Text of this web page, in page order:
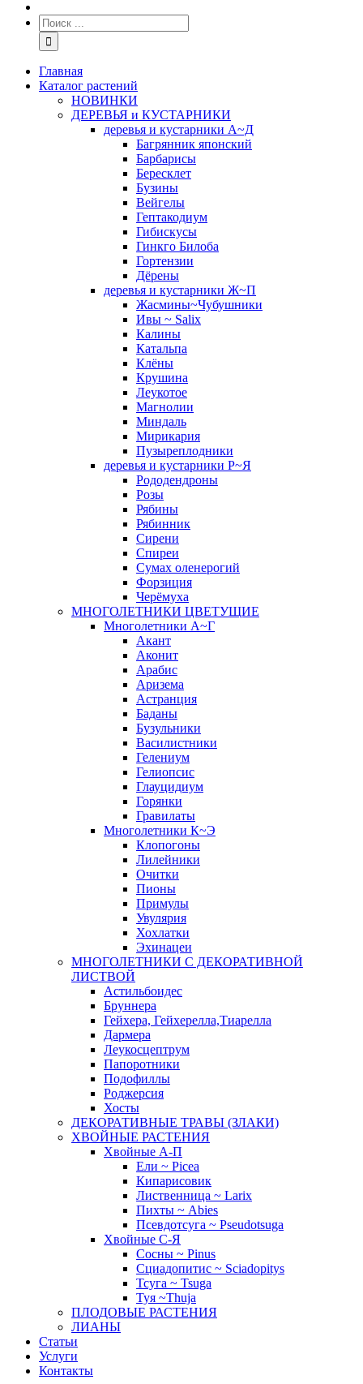
Главная
Каталог растений
НОВИНКИ
ДЕРЕВЬЯ и КУСТАРНИКИ
деревья и кустарники А~Д
Багрянник японский
Барбарисы
Бересклет
Бузины
Вейгелы
Гептакодиум
Гибискусы
Гинкго Билоба
Гортензии
Дёрены
деревья и кустарники Ж~П
Жасмины~Чубушники
Ивы ~ Salix
Калины
Катальпа
Клёны
Крушина
Леукотое
Магнолии
Миндаль
Мирикария
Пузыреплодники
деревья и кустарники Р~Я
Рододендроны
Розы
Рябины
Рябинник
Сирени
Спиреи
Сумах оленерогий
Форзиция
Черёмуха
МНОГОЛЕТНИКИ ЦВЕТУЩИЕ
Многолетники А~Г
Акант
Аконит
Арабис
Аризема
Астранция
Баданы
Бузульники
Василистники
Гелениум
Гелиопсис
Глауцидиум
Горянки
Гравилаты
Многолетники К~Э
Клопогоны
Лилейники
Очитки
Пионы
Примулы
Увулярия
Хохлатки
Эхинацеи
МНОГОЛЕТНИКИ С ДЕКОРАТИВНОЙ
ЛИСТВОЙ
Астильбоидес
Бруннера
Гейхера, Гейхерелла,Тиарелла
Дармера
Леукосцептрум
Папоротники
Подофиллы
Роджерсия
Хосты
ДЕКОРАТИВНЫЕ ТРАВЫ (ЗЛАКИ)
ХВОЙНЫЕ РАСТЕНИЯ
Хвойные А-П
Ели ~ Picea
Кипарисовик
Лиственница ~ Larix
Пихты ~ Abies
Псевдотсуга ~ Pseudotsuga
Хвойные С-Я
Сосны ~ Pinus
Сциадопитис ~ Sciadopitys
Тсуга ~ Tsuga
Туя ~Thuja
ПЛОДОВЫЕ РАСТЕНИЯ
ЛИАНЫ
Статьи
Услуги
Контакты